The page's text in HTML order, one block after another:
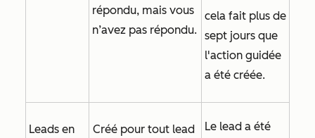
répondu, mais vous
n’avez pas répondu.
cela fait plus de
sept jours que
l'action guidée
a été créée.
Leads en
Créé pour tout lead
Le lead a été